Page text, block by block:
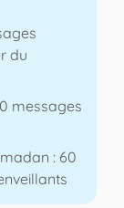
du
messages
: 60